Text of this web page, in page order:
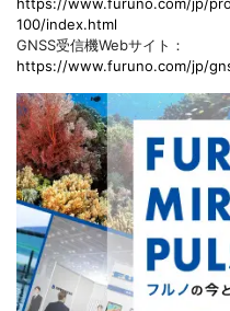
https://www.furuno.com/jp/
100/index.html
GNSS受信機Webサイト：
https://www.furuno.com/jp/